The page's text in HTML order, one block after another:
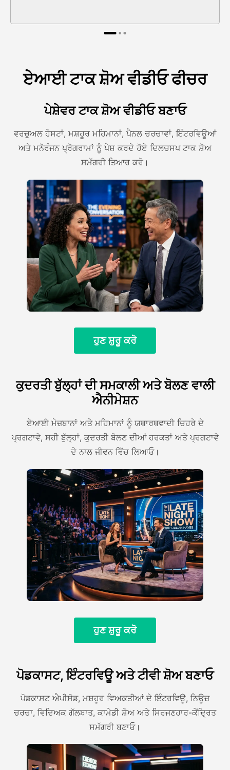
ਏਆਈ ਟਾਕ ਸ਼ੋਅ ਵੀਡੀਓ ਫੀਚਰ
ਪੇਸ਼ੇਵਰ ਟਾਕ ਸ਼ੋਅ ਵੀਡੀਓ ਬਣਾਓ
ਵਰਚੁਅਲ ਹੋਸਟਾਂ, ਮਸ਼ਹੂਰ ਮਹਿਮਾਨਾਂ, ਪੈਨਲ ਚਰਚਾਵਾਂ, ਇੰਟਰਵਿਊਆਂ
ਅਤੇ ਮਨੋਰੰਜਨ ਪ੍ਰੋਗਰਾਮਾਂ ਨੂੰ ਪੇਸ਼ ਕਰਦੇ ਹੋਏ ਦਿਲਚਸਪ ਟਾਕ ਸ਼ੋਅ
ਸਮੱਗਰੀ ਤਿਆਰ ਕਰੋ।
ਹੁਣ ਸ਼ੁਰੂ ਕਰੋ
ਕੁਦਰਤੀ ਬੁੱਲ੍ਹਾਂ ਦੀ ਸਮਕਾਲੀ ਅਤੇ ਬੋਲਣ ਵਾਲੀ
ਐਨੀਮੇਸ਼ਨ
ਏਆਈ ਮੇਜ਼ਬਾਨਾਂ ਅਤੇ ਮਹਿਮਾਨਾਂ ਨੂੰ ਯਥਾਰਥਵਾਦੀ ਚਿਹਰੇ ਦੇ
ਪ੍ਰਗਟਾਵੇ, ਸਹੀ ਬੁੱਲ੍ਹਾਂ, ਕੁਦਰਤੀ ਬੋਲਣ ਦੀਆਂ ਹਰਕਤਾਂ ਅਤੇ ਪ੍ਰਗਟਾਵੇ
ਦੇ ਨਾਲ ਜੀਵਨ ਵਿੱਚ ਲਿਆਓ।
ਹੁਣ ਸ਼ੁਰੂ ਕਰੋ
ਪੋਡਕਾਸਟ, ਇੰਟਰਵਿਊ ਅਤੇ ਟੀਵੀ ਸ਼ੋਅ ਬਣਾਓ
ਪੋਡਕਾਸਟ ਐਪੀਸੋਡ, ਮਸ਼ਹੂਰ ਵਿਅਕਤੀਆਂ ਦੇ ਇੰਟਰਵਿਊ, ਨਿਊਜ਼
ਚਰਚਾ, ਵਿਦਿਅਕ ਗੱਲਬਾਤ, ਕਾਮੇਡੀ ਸ਼ੋਅ ਅਤੇ ਸਿਰਜਣਹਾਰ-ਕੇਂਦ੍ਰਿਤ
ਸਮੱਗਰੀ ਬਣਾਓ।